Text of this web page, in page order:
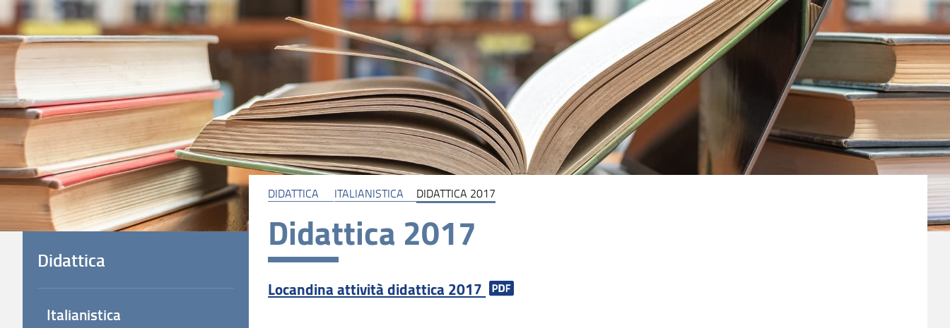
DIDATTICA ITALIANISTICA DIDATTICA 2017
Didattica 2017
Locandina attività didattica 2017
Didattica
Italianistica